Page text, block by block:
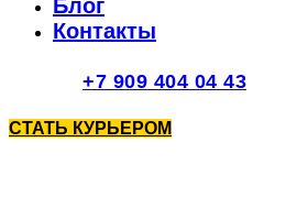
Блог
Контакты
+7 909 404 04 43
СТАТЬ КУРЬЕРОМ